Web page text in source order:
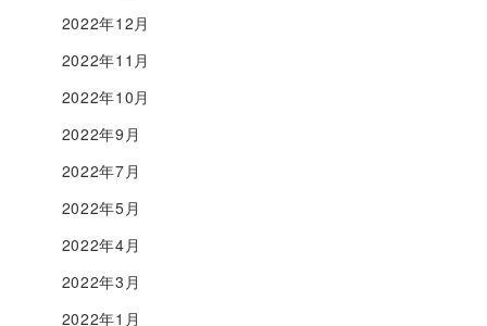
2022年12月
2022年11月
2022年10月
2022年9月
2022年7月
2022年5月
2022年4月
2022年3月
2022年1月